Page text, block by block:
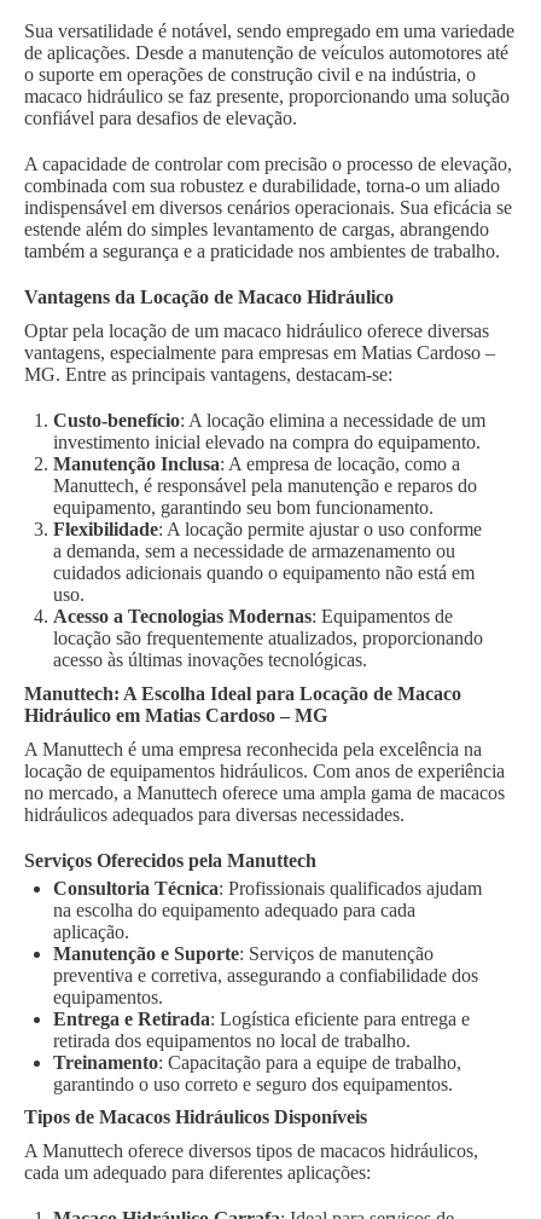
Sua versatilidade é notável, sendo empregado em uma variedade
de aplicações. Desde a manutenção de veículos automotores até
o suporte em operações de construção civil e na indústria, o
macaco hidráulico se faz presente, proporcionando uma solução
confiável para desafios de elevação.
A capacidade de controlar com precisão o processo de elevação,
combinada com sua robustez e durabilidade, torna-o um aliado
indispensável em diversos cenários operacionais. Sua eficácia se
estende além do simples levantamento de cargas, abrangendo
também a segurança e a praticidade nos ambientes de trabalho.
Vantagens da Locação de Macaco Hidráulico
Optar pela locação de um macaco hidráulico oferece diversas
vantagens, especialmente para empresas em Matias Cardoso –
MG. Entre as principais vantagens, destacam-se:
Custo-benefício: A locação elimina a necessidade de um
investimento inicial elevado na compra do equipamento.
Manutenção Inclusa: A empresa de locação, como a
Manuttech, é responsável pela manutenção e reparos do
equipamento, garantindo seu bom funcionamento.
Flexibilidade: A locação permite ajustar o uso conforme
a demanda, sem a necessidade de armazenamento ou
cuidados adicionais quando o equipamento não está em
uso.
Acesso a Tecnologias Modernas: Equipamentos de
locação são frequentemente atualizados, proporcionando
acesso às últimas inovações tecnológicas.
Manuttech: A Escolha Ideal para Locação de Macaco
Hidráulico em Matias Cardoso – MG
A Manuttech é uma empresa reconhecida pela excelência na
locação de equipamentos hidráulicos. Com anos de experiência
no mercado, a Manuttech oferece uma ampla gama de macacos
hidráulicos adequados para diversas necessidades.
Serviços Oferecidos pela Manuttech
Consultoria Técnica: Profissionais qualificados ajudam
na escolha do equipamento adequado para cada
aplicação.
Manutenção e Suporte: Serviços de manutenção
preventiva e corretiva, assegurando a confiabilidade dos
equipamentos.
Entrega e Retirada: Logística eficiente para entrega e
retirada dos equipamentos no local de trabalho.
Treinamento: Capacitação para a equipe de trabalho,
garantindo o uso correto e seguro dos equipamentos.
Tipos de Macacos Hidráulicos Disponíveis
A Manuttech oferece diversos tipos de macacos hidráulicos,
cada um adequado para diferentes aplicações: